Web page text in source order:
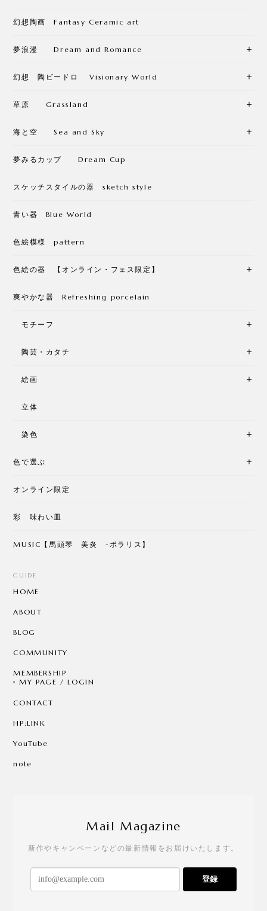
幻想陶画 Fantasy Ceramic art
夢浪漫 Dream and Romance
幻想 陶ビードロ Visionary World
草原 Grassland
海と空 Sea and Sky
夢みるカップ Dream Cup
スケッチスタイルの器 sketch style
青い器 Blue World
色絵模様 pattern
色絵の器 【オンライン・フェス限定】
爽やかな器 Refreshing porcelain
モチーフ
陶芸・カタチ
絵画
立体
染色
色で選ぶ
オンライン限定
彩 味わい皿
MUSIC【馬頭琴 美炎 -ポラリス】
GUIDE
HOME
ABOUT
BLOG
COMMUNITY
MEMBERSHIP
MY PAGE / LOGIN
CONTACT
HP:LINK
YouTube
note
Mail Magazine
新作やキャンペーンなどの最新情報をお届けいたします。
登録